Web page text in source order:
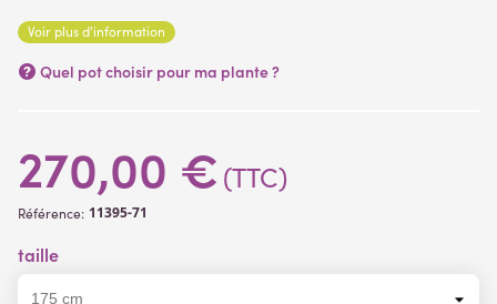
Voir plus d'information
Quel pot choisir pour ma plante ?
270,00 € (TTC)
Référence: 11395-71
taille